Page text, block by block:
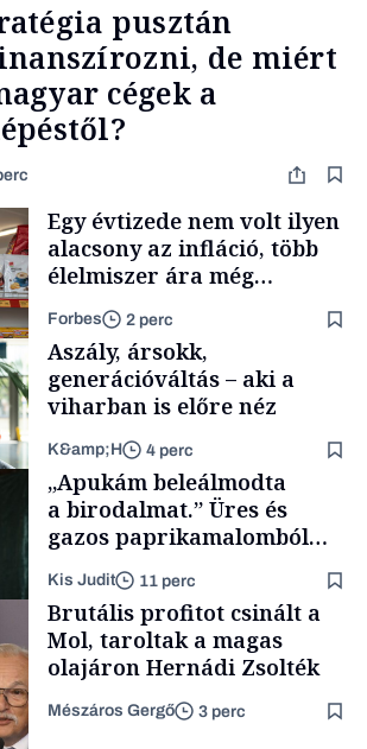
pusztán
de miért
cégek a
Egy évtizede nem volt ilyen
alacsony az infláció, több
élelmiszer ára még
rohamosan csökken is
Forbes 2 perc
Aszály, ársokk,
generációváltás – aki a
viharban is előre néz
K&amp;H 4 perc
„Apukám beleálmodta
a birodalmat.” Üres és
gazos paprikamalomból
lett az igazi családi
fűszersztori
Kis Judit 11 perc
Brutális profitot csinált a
Mol, taroltak a magas
olajáron Hernádi Zsolték
Mészáros Gergő 3 perc